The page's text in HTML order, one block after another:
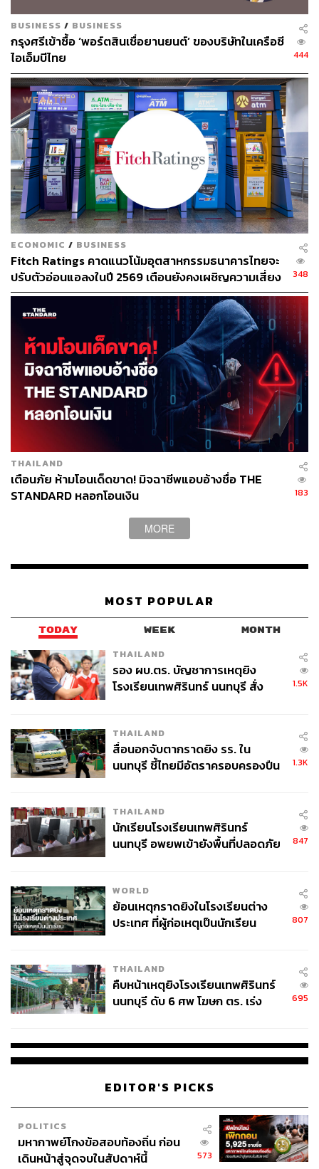
BUSINESS / BUSINESS
กรุงศรีเข้าซื้อ ‘พอร์ตสินเชื่อยานยนต์’ ของบริษัทในเครือซี
ไอเอ็มบีไทย
444
ECONOMIC / BUSINESS
Fitch Ratings คาดแนวโน้มอุตสาหกรรมธนาคารไทยจะ
ปรับตัวอ่อนแอลงในปี 2569 เตือนยังคงเผชิญความเสี่ยง
สูงขึ้น
348
THAILAND
เตือนภัย ห้ามโอนเด็ดขาด! มิจฉาชีพแอบอ้างชื่อ THE
STANDARD หลอกโอนเงิน
183
MORE
MOST POPULAR
TODAY WEEK MONTH
THAILAND
รอง ผบ.ตร. บัญชาการเหตุยิง
โรงเรียนเทพศิรินทร์ นนทบุรี สั่ง
1.5K
THAILAND
สื่อนอกจับตากราดยิง รร. ใน
นนทบุรี ชี้ไทยมีอัตราครอบครองปืน
1.3K
THAILAND
นักเรียนโรงเรียนเทพศิรินทร์
นนทบุรี อพยพเข้ายังพื้นที่ปลอดภัย
847
WORLD
ย้อนเหตุกราดยิงในโรงเรียนต่าง
ประเทศ ที่ผู้ก่อเหตุเป็นนักเรียน
807
THAILAND
คืบหน้าเหตุยิงโรงเรียนเทพศิรินทร์
นนทบุรี ดับ 6 ศพ โฆษก ตร. เร่ง
695
EDITOR'S PICKS
POLITICS
มหากาพย์โกงข้อสอบท้องถิ่น ก่อน
เดินหน้าสู่จุดจบในสัปดาห์นี้
573